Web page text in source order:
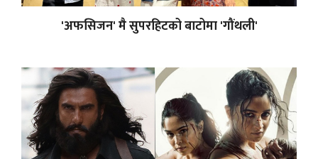
'अफसिजन' मै सुपरहिटको बाटोमा 'गौंथली'